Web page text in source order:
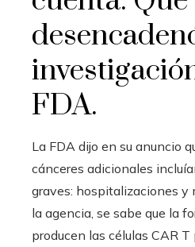
FDA.
La FDA dijo en su anuncio
cánceres adicionales
graves: hospitalizaciones y
la agencia, se sabe que la
producen las células CAR